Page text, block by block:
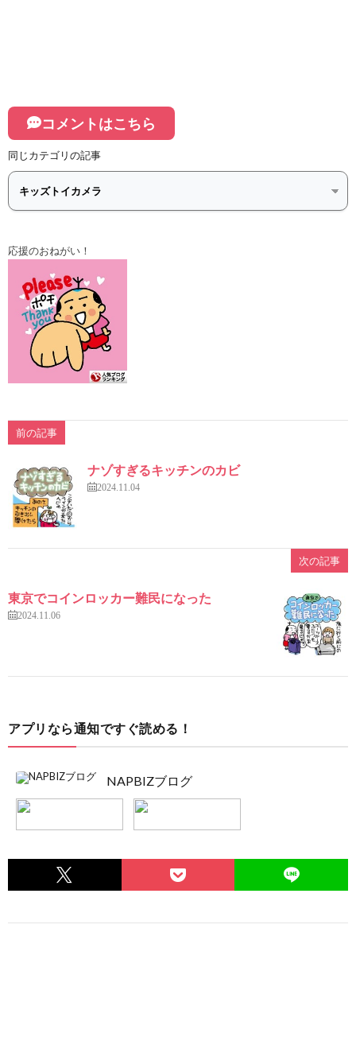
コメントはこちら
同じカテゴリの記事
応援のおねがい！
前の記事
ナゾすぎるキッチンのカビ
2024.11.04
次の記事
東京でコインロッカー難民になった
2024.11.06
アプリなら通知ですぐ読める！
NAPBIZブログ